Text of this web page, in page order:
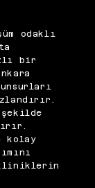
odaklı
bir
kolay
kliniklerin